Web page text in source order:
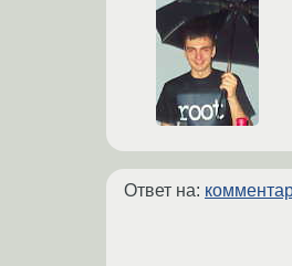
Ответ на: